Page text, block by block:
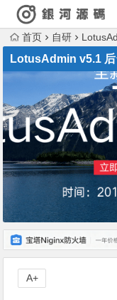
首页 自研
LotusAdmin v5.1
A+